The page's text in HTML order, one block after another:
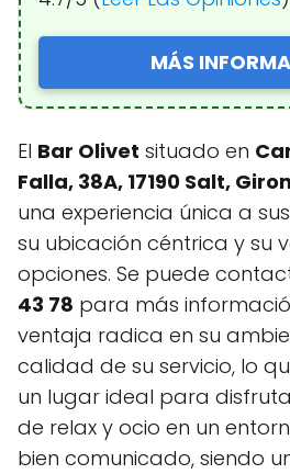
MÁS
El Bar Olivet situado en
Falla, 38A, 17190 Salt,
una experiencia única a
su ubicación céntrica y su
opciones. Se puede
43 78 para más
ventaja radica en su
calidad de su servicio, lo
un lugar ideal para
de relax y ocio en un
bien comunicado, siendo